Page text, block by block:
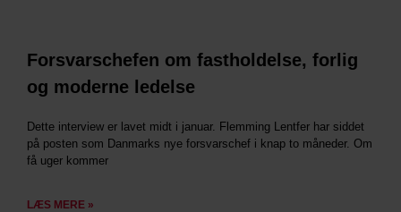
Forsvarschefen om fastholdelse, forlig
og moderne ledelse
Dette interview er lavet midt i januar. Flemming Lentfer har siddet
på posten som Danmarks nye forsvarschef i knap to måneder. Om
få uger kommer
LÆS MERE »